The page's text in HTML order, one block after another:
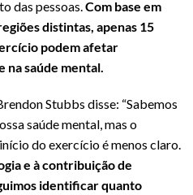
das pessoas. Com base em
distintas, apenas 15
podem afetar
saúde mental.
Stubbs disse: “Sabemos
saúde mental, mas o
do exercício é menos claro.
e à contribuição de
identificar quanto